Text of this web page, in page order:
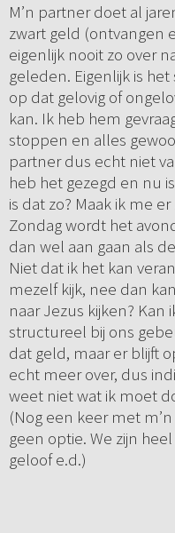
M’n partner doet al
zwart geld (ontvangen
eigenlijk nooit zo over
geleden. Eigenlijk is
op dat gelovig of
kan. Ik heb hem
stoppen en alles
partner dus echt niet
heb het gezegd en nu
is dat zo? Maak ik me
Zondag wordt het
dan wel aan gaan als
Niet dat ik het kan
mezelf kijk, nee dan
naar Jezus kijken? Kan
structureel bij ons
dat geld, maar er blijft
echt meer over, dus
weet niet wat ik moet
(Nog een keer met
geen optie. We zijn
geloof e.d.)